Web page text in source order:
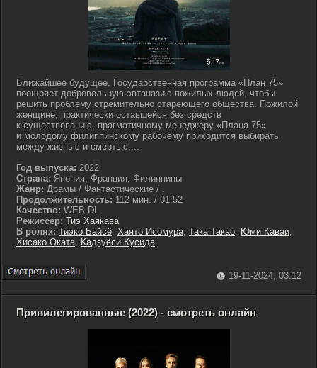
Ближайшее будущее. Государственная программа «План 75»
поощряет добровольную эвтаназию пожилых людей, чтобы
решить проблему стремительно стареющего общества. Пожилой
женщине, практически оставшейся без средств
к существованию, прагматичному менеджеру «Плана 75»
и молодому филиппинскому рабочему приходится выбирать
между жизнью и смертью....
Год выпуска: 2022
Страна: Япония, Франция, Филиппины
Жанр: Драмы / Фантастические / .
Продолжительность: 112 мин. / 01:52
Качество: WEB-DL
Режиссер: Тиэ Хаякава
В ролях: Тиэко Байсё, Хаято Исомура, Така Такао, Юми Каваи,
Хисако Оката, Кадзуёси Кусида
19-11-2024, 03:12
Привилегированные (2022) - смотреть онлайн